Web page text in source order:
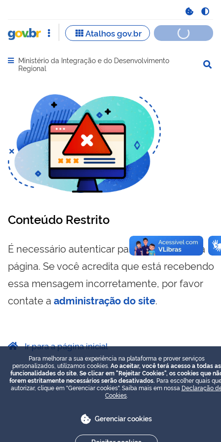
Abrir menu principal de navegação
Ministério da Integração e do Desenvolvimento
Regional
Conteúdo Restrito
É necessário autenticar para visualizar essa
página. Se você acredita que está recebendo
essa mensagem incorretamente, por favor
contate a administração do site.
Ir para a página inicial
Para melhorar a sua experiência na plataforma e prover serviços
personalizados, utilizamos cookies. Ao aceitar, você terá acesso a todas as
funcionalidades do site. Se clicar em "Rejeitar Cookies", os cookies que
forem estritamente necessários serão desativados. Para escolher quais
autorizar, clique em "Gerenciar cookies". Saiba mais em nossa Declaração
Cookies
Gerenciar cookies